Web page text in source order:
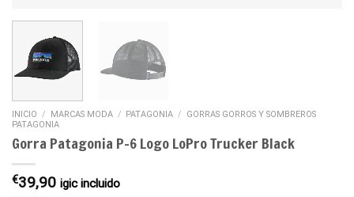
INICIO / MARCAS MODA / PATAGONIA /
GORRAS GORROS Y SOMBREROS
PATAGONIA
Gorra Patagonia P-6 Logo LoPro Trucker Black
€39,90 igic incluido